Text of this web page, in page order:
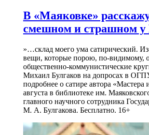
В «Маяковке»
смешном и страшном у
»…склад моего ума сатирический.
вещи, которые порою, по-видимому,
общественно-коммунистические
Михаил Булгаков на допросах в
подробнее о сатире автора
августа в библиотеке им.
главного научного сотрудника
М. А. Булгакова. Бесплатно. 16+